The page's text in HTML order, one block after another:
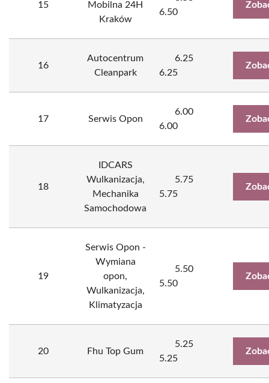
15
Mobilna 24H
Kraków
6.50
16
Autocentrum
Cleanpark
6.25
6.25
17 Serwis Opon
6.00
6.00
18
IDCARS
Wulkanizacja,
Mechanika
Samochodowa
5.75
5.75
19
Serwis Opon -
Wymiana
opon,
Wulkanizacja,
Klimatyzacja
5.50
5.50
20 Fhu Top Gum
5.25
5.25